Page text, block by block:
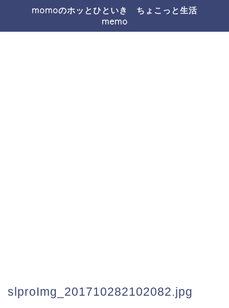
momoのホッとひといき ちょこっと生活
memo
slproImg_201710282102082.jpg